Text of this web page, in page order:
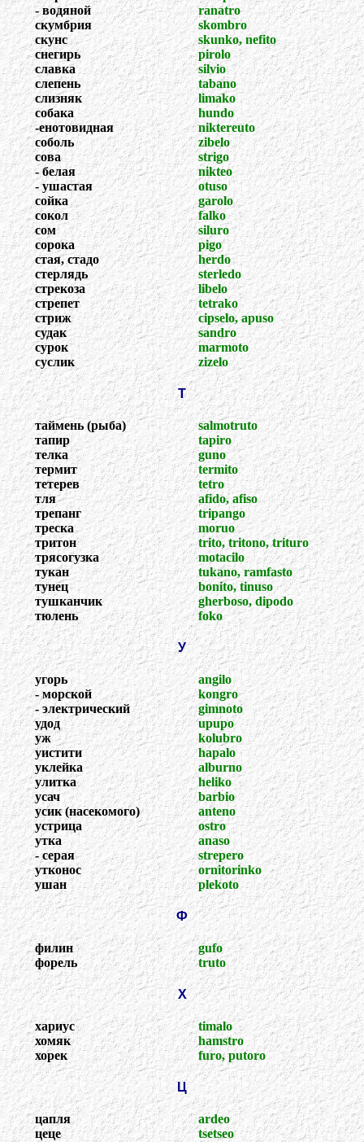
- водяной
скумбрия
скунс
снегирь
славка
слепень
слизняк
собака
-енотовидная
соболь
сова
- белая
- ушастая
сойка
сокол
сом
сорока
стая, стадо
стерлядь
стрекоза
стрепет
стриж
судак
сурок
суслик
ranatro
skombro
skunko, nefito
pirolo
silvio
tabano
limako
hundo
niktereuto
zibelo
strigo
nikteo
otuso
garolo
falko
siluro
pigo
herdo
sterledo
libelo
tetrako
cipselo, apuso
sandro
marmoto
zizelo
Т
таймень (рыба)
тапир
телка
термит
тетерев
тля
трепанг
треска
тритон
трясогузка
тукан
тунец
тушканчик
тюлень
salmotruto
tapiro
guno
termito
tetro
afido, afiso
tripango
moruo
trito, tritono, trituro
motacilo
tukano, ramfasto
bonito, tinuso
gherboso, dipodo
foko
У
угорь
- морской
- электрический
удод
уж
уистити
уклейка
улитка
усач
усик (насекомого)
устрица
утка
- серая
утконос
ушан
angilo
kongro
gimnoto
upupo
kolubro
hapalo
alburno
heliko
barbio
anteno
ostro
anaso
strepero
ornitorinko
plekoto
Ф
филин
форель
gufo
truto
Х
хариус
хомяк
хорек
timalo
hamstro
furo, putoro
Ц
цапля
цеце
ardeo
tsetseo